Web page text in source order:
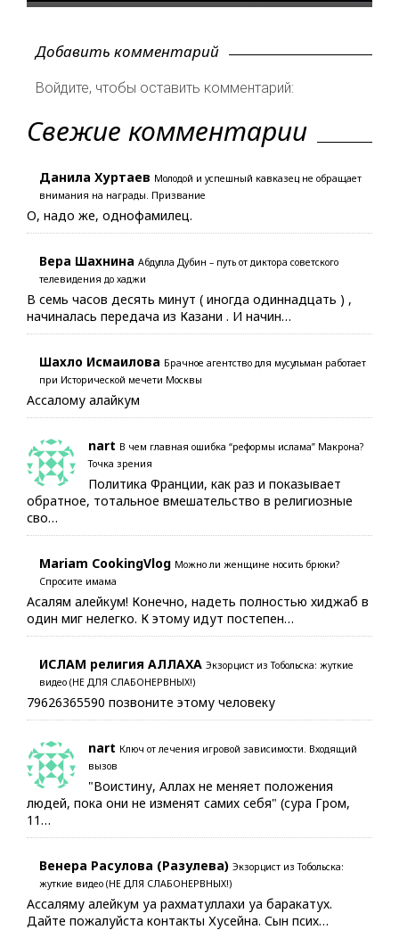
Добавить комментарий
Войдите, чтобы оставить комментарий:
Свежие комментарии
Данила Хуртаев Молодой и успешный кавказец не обращает
внимания на награды. Призвание
О, надо же, однофамилец.
Вера Шахнина Абдулла Дубин – путь от диктора советского
телевидения до хаджи
В семь часов десять минут ( иногда одиннадцать ) ,
начиналась передача из Казани . И начин…
Шахло Исмаилова Брачное агентство для мусульман работает
при Исторической мечети Москвы
Ассалому алайкум
nart В чем главная ошибка “реформы ислама” Макрона?
Точка зрения
Политика Франции, как раз и показывает
обратное, тотальное вмешательство в религиозные
сво…
Mariam CookingVlog Можно ли женщине носить брюки?
Спросите имама
Асалям алейкум! Конечно, надеть полностью хиджаб в
один миг нелегко. К этому идут постепен…
ИСЛАМ религия АЛЛАХА Экзорцист из Тобольска: жуткие
видео (НЕ ДЛЯ СЛАБОНЕРВНЫХ!)
79626365590 позвоните этому человеку
nart Ключ от лечения игровой зависимости. Входящий
вызов
"Воистину, Аллах не меняет положения
людей, пока они не изменят самих себя" (сура Гром,
11…
Венера Расулова (Разулева) Экзорцист из Тобольска:
жуткие видео (НЕ ДЛЯ СЛАБОНЕРВНЫХ!)
Ассаляму алейкум уа рахматуллахи уа баракатух.
Дайте пожалуйста контакты Хусейна. Сын псих…